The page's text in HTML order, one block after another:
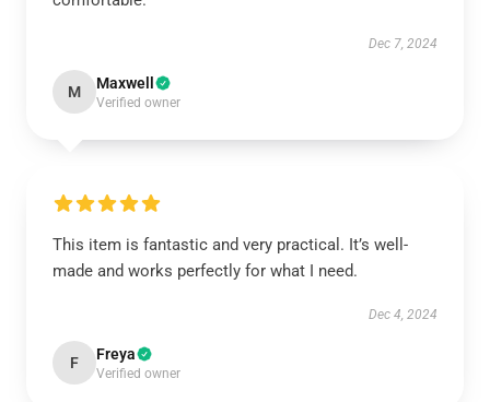
Dec 7, 2024
M Maxwell
Verified owner
This item is fantastic and very practical. It’s well-
made and works perfectly for what I need.
Dec 4, 2024
F Freya
Verified owner